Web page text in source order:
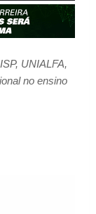
UNIALFA,
no ensino